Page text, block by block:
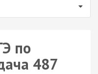
по
487